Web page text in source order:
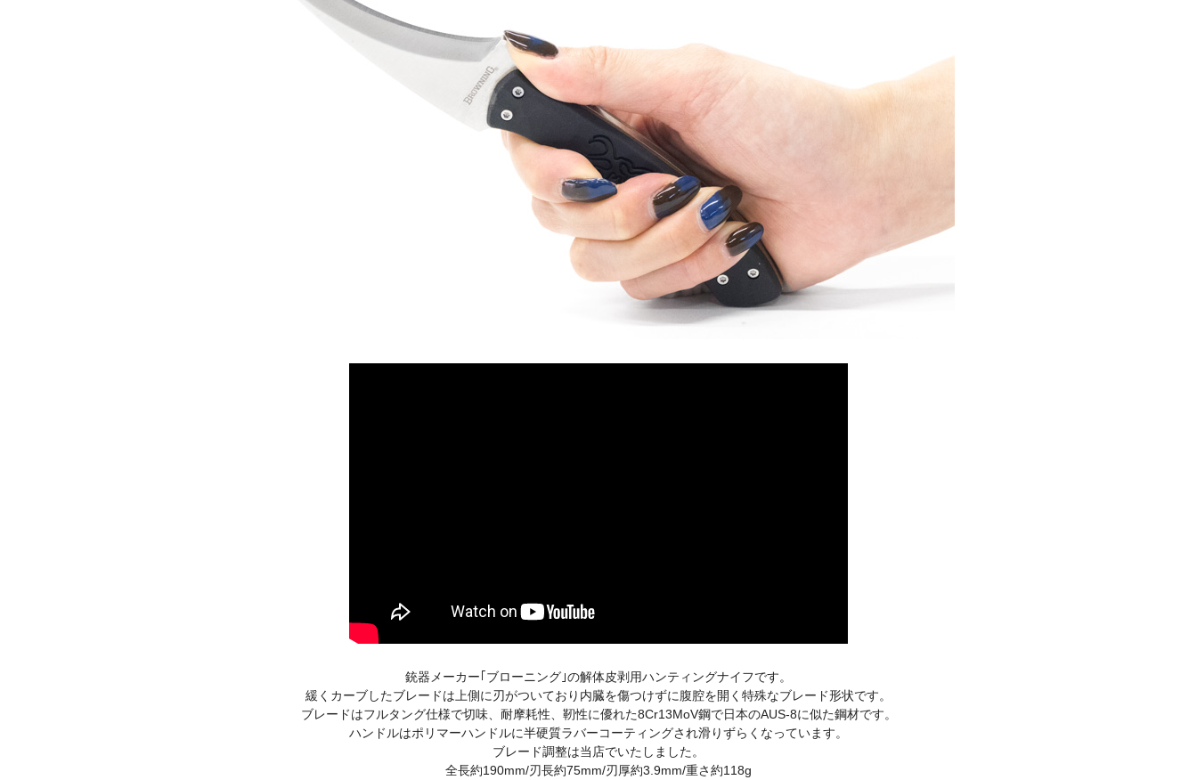
銃器メーカー｢ブローニング｣の解体皮剥用ハンティングナイフです。
緩くカーブしたブレードは上側に刃がついており内臓を傷つけずに腹腔を開く特殊なブレード形状です。
ブレードはフルタング仕様で切味、耐摩耗性、靭性に優れた8Cr13MoV鋼で日本のAUS-8に似た鋼材です。
ハンドルはポリマーハンドルに半硬質ラバーコーティングされ滑りずらくなっています。
ブレード調整は当店でいたしました。
全長約190mm/刃長約75mm/刃厚約3.9mm/重さ約118g